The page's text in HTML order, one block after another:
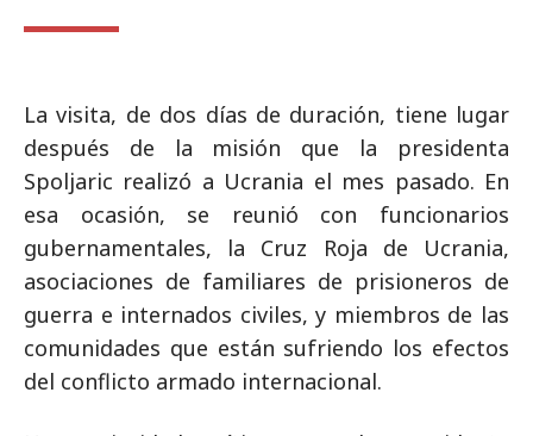
La visita, de dos días de duración, tiene lugar
después de la misión que la presidenta
Spoljaric realizó a Ucrania el mes pasado. En
esa ocasión, se reunió con funcionarios
gubernamentales, la Cruz Roja de Ucrania,
asociaciones de familiares de prisioneros de
guerra e internados civiles, y miembros de las
comunidades que están sufriendo los efectos
del conflicto armado internacional.